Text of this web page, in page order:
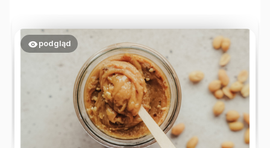
podgląd